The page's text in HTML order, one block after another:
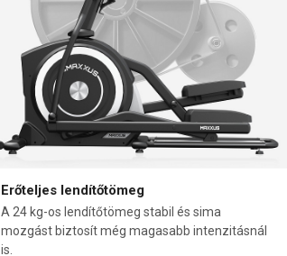
Erőteljes lendítőtömeg
A 24 kg-os lendítőtömeg stabil és sima
mozgást biztosít még magasabb intenzitásnál
is.